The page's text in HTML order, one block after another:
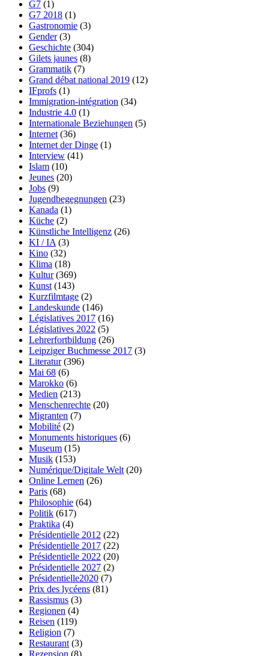
G7 (1)
G7 2018 (1)
Gastronomie (3)
Gender(3)
Geschichte (304)
Gilets jaunes (8)
Grammatik (7)
Grand débat national 2019 (12)
IFprofs (1)
Immigration-intégration (34)
Industrie 4.0 (1)
Internationale Beziehungen (5)
Internet (36)
Internet der Dinge (1)
Interview (41)
Islam (10)
Jeunes (20)
Jobs (9)
Jugendbegegnungen (23)
Kanada (1)
Küche (2)
Künstliche Intelligenz (26)
KI / IA (3)
Kino (32)
Klima (18)
Kultur(369)
Kunst (143)
Kurzfilmtage (2)
Landeskunde (146)
Législatives 2017 (16)
Législatives 2022 (5)
Lehrerfortbildung (26)
Leipziger Buchmesse 2017 (3)
Literatur(396)
Mai 68 (6)
Marokko (6)
Medien (213)
Menschenrechte (20)
Migranten (7)
Mobilité (2)
Monuments historiques (6)
Museum (15)
Musik (153)
Numérique/Digitale Welt (20)
Online Lernen (26)
Paris (68)
Philosophie (64)
Politik (617)
Praktika (4)
Présidentielle 2012 (22)
Présidentielle 2017 (22)
Présidentielle 2022 (20)
Présidentielle 2027 (2)
Présidentielle2020 (7)
Prix des lycéens (81)
Rassismus (3)
Regionen (4)
Reisen (119)
Religion (7)
Restaurant (3)